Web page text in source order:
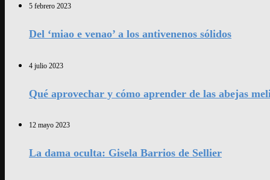
5 febrero 2023
Del ‘miao e venao’ a los antivenenos sólidos
4 julio 2023
Qué aprovechar y cómo aprender de las abejas
12 mayo 2023
La dama oculta: Gisela Barrios de Sellier